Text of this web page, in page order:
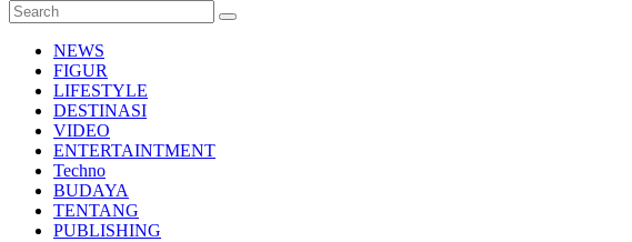
NEWS
FIGUR
LIFESTYLE
DESTINASI
VIDEO
ENTERTAINTMENT
Techno
BUDAYA
TENTANG
PUBLISHING